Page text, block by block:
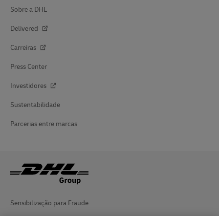
Sobre a DHL
Delivered
Carreiras
Press Center
Investidores
Sustentabilidade
Parcerias entre marcas
Sensibilização para Fraude